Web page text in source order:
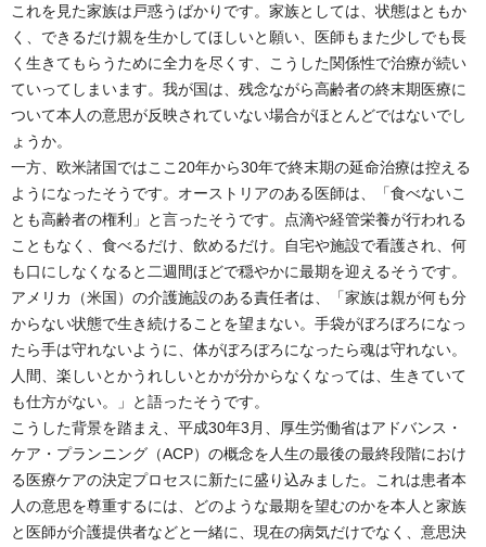
これを見た家族は戸惑うばかりです。家族としては、状態はともか
く、できるだけ親を生かしてほしいと願い、医師もまた少しでも長
く生きてもらうために全力を尽くす、こうした関係性で治療が続い
ていってしまいます。我が国は、残念ながら高齢者の終末期医療に
ついて本人の意思が反映されていない場合がほとんどではないでし
ょうか。
一方、欧米諸国ではここ20年から30年で終末期の延命治療は控える
ようになったそうです。オーストリアのある医師は、「食べないこ
とも高齢者の権利」と言ったそうです。点滴や経管栄養が行われる
こともなく、食べるだけ、飲めるだけ。自宅や施設で看護され、何
も口にしなくなると二週間ほどで穏やかに最期を迎えるそうです。
アメリカ（米国）の介護施設のある責任者は、「家族は親が何も分
からない状態で生き続けることを望まない。手袋がぼろぼろになっ
たら手は守れないように、体がぼろぼろになったら魂は守れない。
人間、楽しいとかうれしいとかが分からなくなっては、生きていて
も仕方がない。」と語ったそうです。
こうした背景を踏まえ、平成30年3月、厚生労働省はアドバンス・
ケア・プランニング（ACP）の概念を人生の最後の最終段階におけ
る医療ケアの決定プロセスに新たに盛り込みました。これは患者本
人の意思を尊重するには、どのような最期を望むのかを本人と家族
と医師が介護提供者などと一緒に、現在の病気だけでなく、意思決